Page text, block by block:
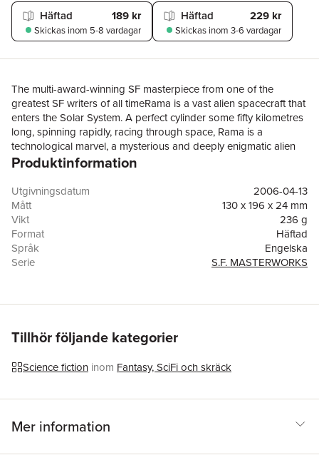
Häftad 189 kr
Skickas inom 5-8 vardagar
Häftad 229 kr
Skickas inom 3-6 vardagar
The multi-award-winning SF masterpiece from one of the
greatest SF writers of all timeRama is a vast alien spacecraft that
enters the Solar System. A perfect cylinder some fifty kilometres
long, spinning rapidly, racing through space, Rama is a
technological marvel, a mysterious and deeply enigmatic alien
artefact.It is Mankind's first visitor from the stars and must be
1974Winner of the NEBULA AWARD for best novel, 1973Winner
of the JOHN W. CAMPBELL AWARD for best novel, 1974Winner
of the BSFA AWARD for best novel, 1973
Produktinformation
Utgivningsdatum
2006-04-13
Mått
130 x 196 x 24 mm
Vikt
236 g
Format
Häftad
Språk
Engelska
Serie
S.F. MASTERWORKS
ISBN
9780575077331
Tillhör följande kategorier
Science fiction inom Fantasy, SciFi och skräck
Mer information